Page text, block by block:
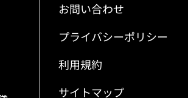
お問い合わせ
プライバシーポリシー
利用規約
サイトマップ